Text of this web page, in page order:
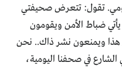
تقول: تتعرض صحيفتي
يأتي ضباط الأمن ويقومون
ويمنعون نشر ذاك.. نحن
في صحفنا اليومية،